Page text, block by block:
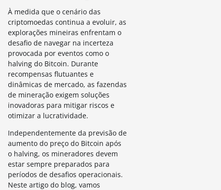
À medida que o cenário das
criptomoedas continua a evoluir, as
explorações mineiras enfrentam o
desafio de navegar na incerteza
provocada por eventos como o
halving do Bitcoin. Durante
recompensas flutuantes e
dinâmicas de mercado, as fazendas
de mineração exigem soluções
inovadoras para mitigar riscos e
otimizar a lucratividade.
Independentemente da previsão de
aumento do preço do Bitcoin após
o halving, os mineradores devem
estar sempre preparados para
períodos de desafios operacionais.
Neste artigo do blog, vamos